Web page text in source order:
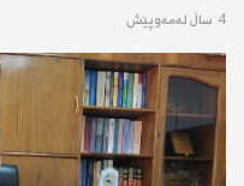
4 ساڵ له‌مه‌وپێش